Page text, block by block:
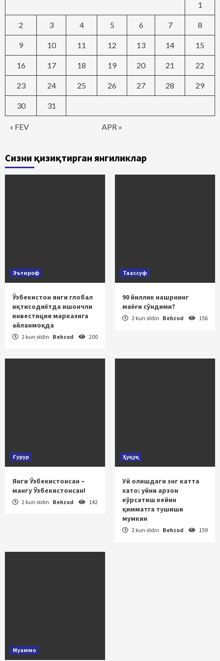
« FEV APR »
1
2 3 4 5 6 7 8
9 10 11 12 13 14 15
16 17 18 19 20 21 22
23 24 25 26 27 28 29
30 31
Сизни қизиқтирган янгиликлар
Эътироф
Ўзбекистон янги глобал
иқтисодиётда ишончли
инвестиция марказига
айланмоқда
2 kun oldin Behzod 200
Таассуф
90 йиллик нашрнинг
маёғи сўндими?
2 kun oldin Behzod 156
Ғурур
Янги Ўзбекистонсан –
мангу Ўзбекистонсан!
2 kun oldin Behzod 142
Ҳуқуқ
Уй олишдаги энг катта
хато: уйни арзон
кўрсатиш кейин
қимматга тушиши
мумкин
2 kun oldin Behzod 159
Муаммо